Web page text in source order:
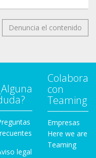
Denuncia el contenido
legal
Colabora
con
Teaming
Empresas
Here we are
Teaming